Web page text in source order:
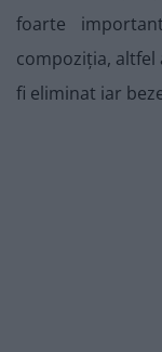
foarte
compoziția,
fi eliminat iar